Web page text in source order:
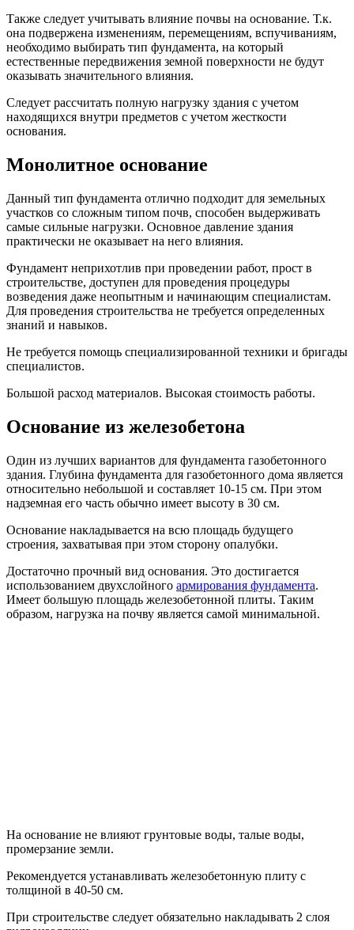
Также следует учитывать влияние почвы на основание. Т.к.
она подвержена изменениям, перемещениям, вспучиваниям,
необходимо выбирать тип фундамента, на который
естественные передвижения земной поверхности не будут
оказывать значительного влияния.
Следует рассчитать полную нагрузку здания с учетом
находящихся внутри предметов с учетом жесткости
основания.
Монолитное основание
Данный тип фундамента отлично подходит для земельных
участков со сложным типом почв, способен выдерживать
самые сильные нагрузки. Основное давление здания
практически не оказывает на него влияния.
Фундамент неприхотлив при проведении работ, прост в
строительстве, доступен для проведения процедуры
возведения даже неопытным и начинающим специалистам.
Для проведения строительства не требуется определенных
знаний и навыков.
Не требуется помощь специализированной техники и бригады
специалистов.
Большой расход материалов. Высокая стоимость работы.
Основание из железобетона
Один из лучших вариантов для фундамента газобетонного
здания. Глубина фундамента для газобетонного дома является
относительно небольшой и составляет 10-15 см. При этом
надземная его часть обычно имеет высоту в 30 см.
Основание накладывается на всю площадь будущего
строения, захватывая при этом сторону опалубки.
Достаточно прочный вид основания. Это достигается
использованием двухслойного армирования фундамента.
Имеет большую площадь железобетонной плиты. Таким
образом, нагрузка на почву является самой минимальной.
На основание не влияют грунтовые воды, талые воды,
промерзание земли.
Рекомендуется устанавливать железобетонную плиту с
толщиной в 40-50 см.
При строительстве следует обязательно накладывать 2 слоя